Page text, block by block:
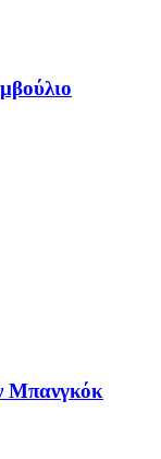
Μπανγκόκ